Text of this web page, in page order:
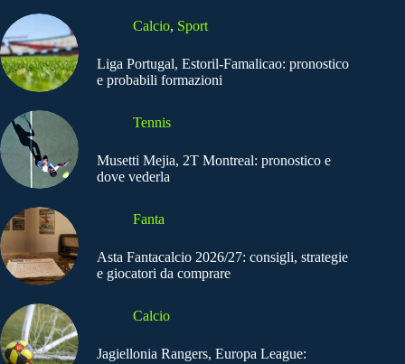
Calcio, Sport
Liga Portugal, Estoril-Famalicao: pronostico
e probabili formazioni
Tennis
Musetti Mejia, 2T Montreal: pronostico e
dove vederla
Fanta
Asta Fantacalcio 2026/27: consigli, strategie
e giocatori da comprare
Calcio
Jagiellonia Rangers, Europa League: